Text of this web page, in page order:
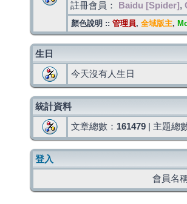
註冊會員： Baidu [Spider] ,
顏色說明 :: 管理員, 全域版主,
生日
今天沒有人生日
統計資料
文章總數： 161479 | 主題總
登入
會員名